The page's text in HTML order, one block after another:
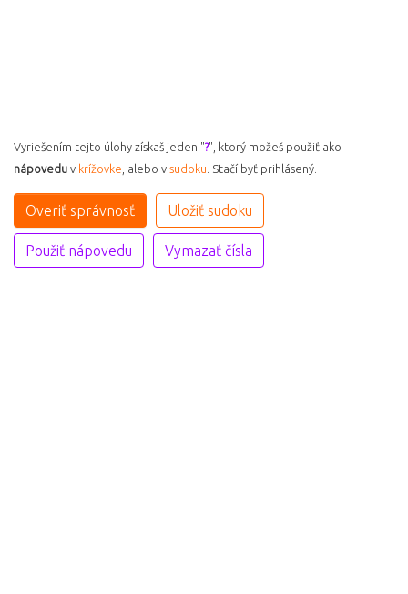
Vyriešením tejto úlohy získaš jeden "?", ktorý možeš použiť ako
nápovedu v krížovke , alebo v sudoku . Stačí byť prihlásený.